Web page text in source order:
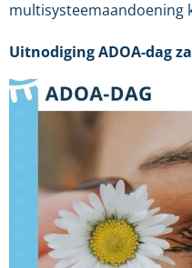
multisysteemaandoening
Uitnodiging ADOA-dag